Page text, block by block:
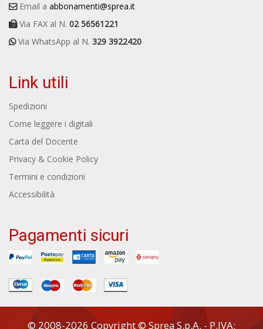
Email a abbonamenti@sprea.it
Via FAX al N. 02 56561221
Via WhatsApp al N. 329 3922420
Link utili
Spedizioni
Come leggere i digitali
Carta del Docente
Privacy & Cookie Policy
Termini e condizioni
Accessibilità
Pagamenti sicuri
© 2008-2026 Copyright © Sprea S.p.A. - P.IVA: